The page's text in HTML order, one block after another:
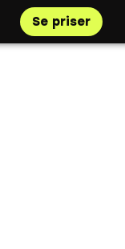
Se priser